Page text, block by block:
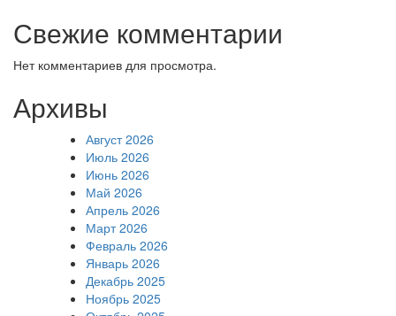
Свежие комментарии
Нет комментариев для просмотра.
Архивы
Август 2026
Июль 2026
Июнь 2026
Май 2026
Апрель 2026
Март 2026
Февраль 2026
Январь 2026
Декабрь 2025
Ноябрь 2025